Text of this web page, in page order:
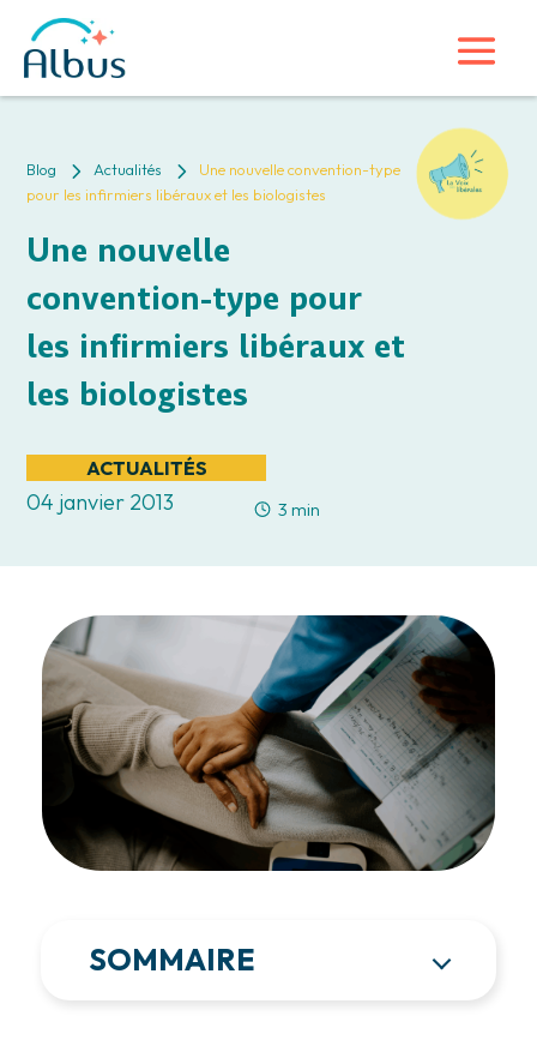
Blog 5 Actualités 5
Une nouvelle convention-type
pour les infirmiers libéraux et les biologistes
Une nouvelle
convention-type pour
les infirmiers libéraux et
les biologistes
ACTUALITÉS
04 janvier 2013 3 min
SOMMAIRE